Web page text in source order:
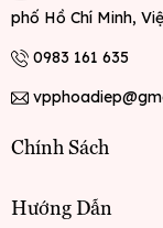
phố Hồ Chí Minh,
0983 161 635
Chính Sách
Hướng Dẫn